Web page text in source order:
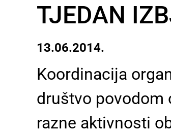
TJEDAN
13.06.2014.
Koordinacija
društvo povodom
razne aktivnosti